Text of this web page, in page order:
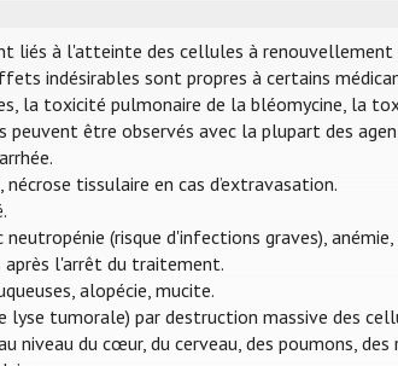
liés à l'atteinte des cellules à renouvellement
indésirables sont propres à certains
la toxicité pulmonaire de la bléomycine, la
peuvent être observés avec la plupart des
tissulaire en cas d’extravasation.
(risque d'infections graves),
l'arrêt du traitement.
alopécie, mucite.
lyse tumorale) par destruction massive des
niveau du cœur, du cerveau, des poumons,